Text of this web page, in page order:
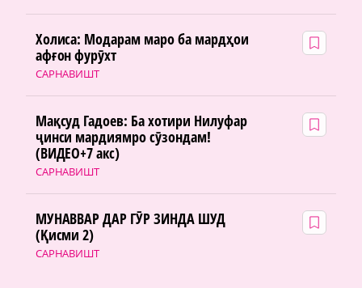
САРНАВИШТ
Холиса: Модарам маро ба мардҳои
афғон фурӯхт
САРНАВИШТ
Мақсуд Гадоев: Ба хотири Нилуфар
ҷинси мардиямро сӯзондам!
(ВИДЕО+7 акс)
САРНАВИШТ
МУНАВВАР ДАР ГӮР ЗИНДА ШУД
(Қисми 2)